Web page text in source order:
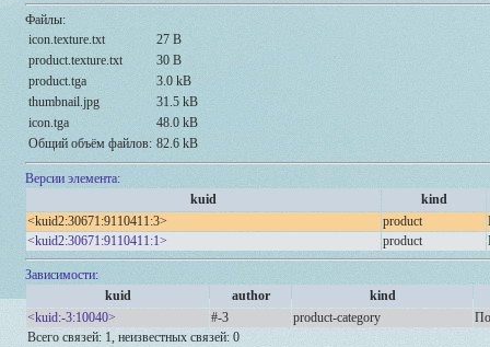
Файлы:
icon.texture.txt
27 B
product.texture.txt
30 B
product.tga
3.0 kB
thumbnail.jpg
31.5 kB
icon.tga
48.0 kB
Общий объём файлов: 82.6 kB
Версии элемента:
kuid
kind
<kuid2:30671:9110411:3>
product
<kuid2:30671:9110411:1>
product
Зависимости:
kuid
author
kind
<kuid:-3:10040>
#-3 product-category
Всего связей: 1, неизвестных связей: 0